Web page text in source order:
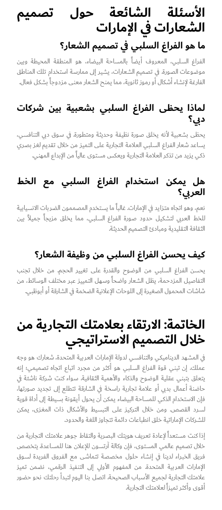
الأسئلة الشائعة حول تصميم
الشعارات في الإمارات
ما هو الفراغ السلبي في تصميم الشعار؟
الفراغ السلبي، المعروف أيضاً بالمساحة البيضاء، هو المنطقة المحيطة وبين
موضوعات الصورة. في تصميم الشعارات، يشير إلى ممارسة استخدام تلك المناطق
الفارغة لإنشاء أشكال أو رموز ثانوية، مما يمنح الشعار معنى مزدوجاً بشكل فعال.
لماذا يحظى الفراغ السلبي بشعبية بين شركات
دبي؟
يحظى بشعبية لأنه يخلق صورة نظيفة وحديثة ومتطورة. في سوق دبي التنافسي،
يساعد شعار الفراغ السلبي العلامة التجارية على التميز من خلال تقديم لغز بصري
ذكي يزيد من تذكر العلامة التجارية ويعكس مستوى عالياً من الإبداع المهني.
هل يمكن استخدام الفراغ السلبي مع الخط
العربي؟
نعم، وهو اتجاه متزايد في الإمارات. غالباً ما يستخدم المصممون الضربات الانسيابية
للخط العربي لتشكيل حدود صورة الفراغ السلبي، مما يخلق مزيجاً جميلاً بين
الثقافة التقليدية ومبادئ التصميم الحديثة.
كيف يحسن الفراغ السلبي من وظيفة الشعار؟
يحسن الفراغ السلبي من الوضوح والقدرة على تغيير الحجم. من خلال تجنب
التفاصيل المزدحمة، يظل الشعار واضحاً وسهل التمييز عبر مختلف الوسائط، من
شاشات المحمول الصغيرة إلى اللوحات الإعلانية الضخمة في الشارقة أو أبوظبي.
الخاتمة: الارتقاء بعلامتك التجارية من
خلال التصميم الاستراتيجي
في المشهد الديناميكي والتنافسي لدولة الإمارات العربية المتحدة، شعارك هو وجه
عملك. إن تبني قوة الفراغ السلبي هو أكثر من مجرد اتباع اتجاه تصميمي؛ إنه
يتعلق بتبني عقلية الوضوح والذكاء والأهمية الثقافية. سواء كنت شركة ناشئة في
حاضنة أعمال بدبي أو علامة تجارية راسخة في الشارقة تتطلع إلى تجديد صورتها،
فإن الاستخدام الذكي للمساحة البيضاء يمكن أن يحول أيقونة بسيطة إلى أداة قوية
لسرد القصص. ومن خلال التركيز على التبسيط والأشكال ذات المغزى، يمكن
للشركات الإماراتية خلق انطباعات دائمة تتجاوز اللغة والحدود.
إذا كنت مستعداً لإعادة تعريف هويتك البصرية والتقاط جوهر علامتك التجارية من
خلال تصميم عالمي المستوى، فإن وكالة آرتسون للإعلان هنا للمساعدة. يتخصص
فريق الخبراء لدينا في إنشاء حلول مخصصة تتماشى مع الفروق الفريدة لسوق
الإمارات العربية المتحدة. من المفهوم الأولي إلى التنفيذ الرقمي، نضمن تميز
علامتك التجارية لجميع الأسباب الصحيحة. اتصل بنا اليوم لتبدأ رحلتك نحو حضور
أقوى وأكثر تميزاً لعلامتك التجارية.